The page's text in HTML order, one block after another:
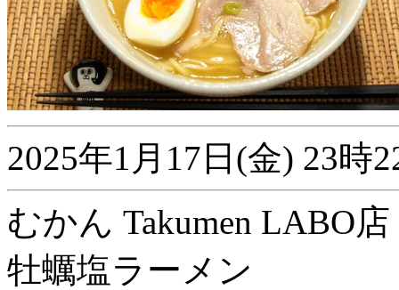
2025年1月17日(金) 23時
むかん Takumen LABO
牡蠣塩ラーメン